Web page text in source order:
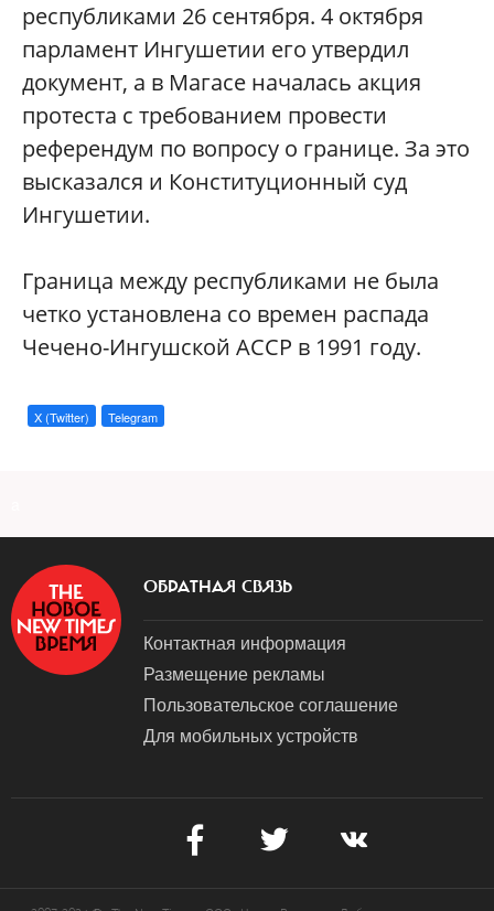
республиками 26 сентября. 4 октября
парламент Ингушетии его утвердил
документ, а в Магасе началась акция
протеста с требованием провести
референдум по вопросу о границе. За это
высказался и Конституционный суд
Ингушетии.
Граница между республиками не была
четко установлена со времен распада
Чечено-Ингушской АССР в 1991 году.
X (Twitter) Telegram
ОБРАТНАЯ СВЯЗЬ
Контактная информация
Размещение рекламы
Пользовательское соглашение
Для мобильных устройств